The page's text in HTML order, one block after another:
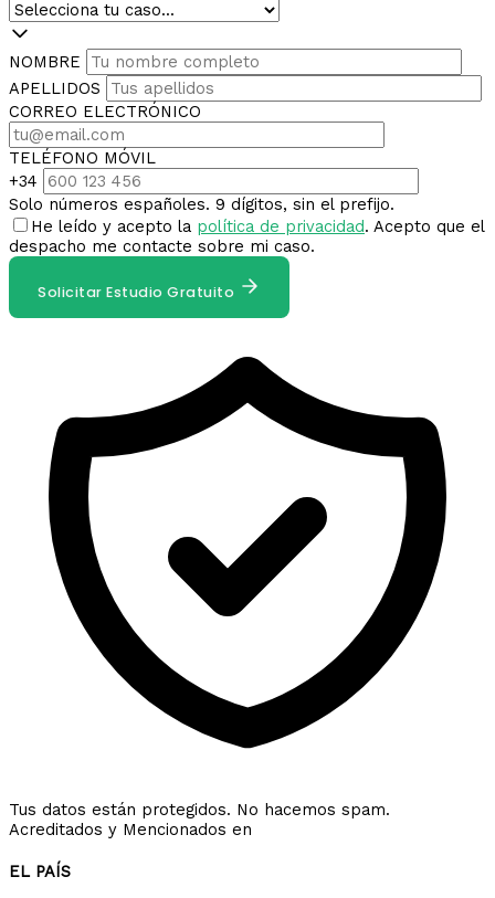
NOMBRE
APELLIDOS
CORREO ELECTRÓNICO
TELÉFONO MÓVIL
+34
Solo números españoles. 9 dígitos, sin el prefijo.
He leído y acepto la política de privacidad. Acepto que el
despacho me contacte sobre mi caso.
Solicitar Estudio Gratuito
Tus datos están protegidos. No hacemos spam.
Acreditados y Mencionados en
EL PAÍS